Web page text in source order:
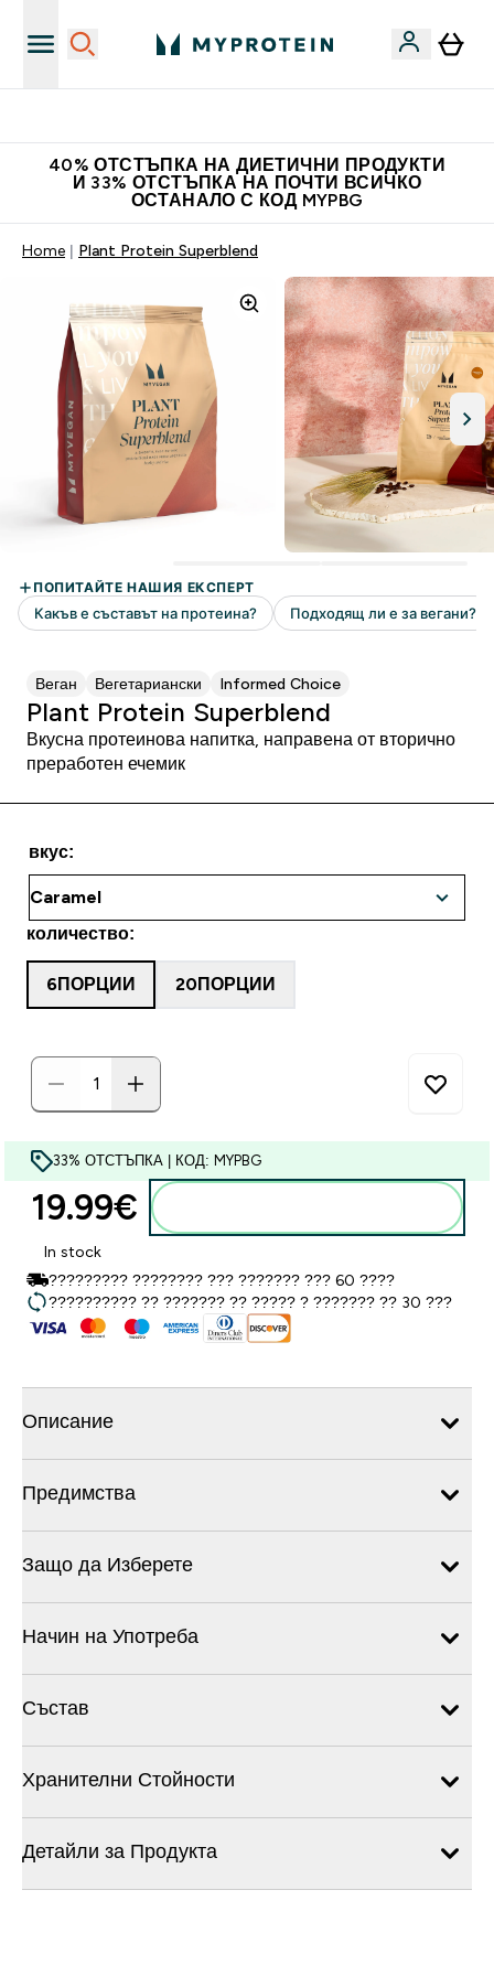
40% ОТСТЪПКА НА ДИЕТИЧНИ ПРОДУКТИ
И 33% ОТСТЪПКА НА ПОЧТИ ВСИЧКО
ОСТАНАЛО С КОД MYPBG
Home Plant Protein Superblend
Веган Вегетариански Informed Choice
Plant Protein Superblend
Вкусна протеинова напитка, направена от вторично
преработен ечемик
вкус:
количество:
6ПОРЦИИ 20ПОРЦИИ
33% ОТСТЪПКА | КОД: MYPBG
19.99€‎
In stock
????????? ???????? ??? ??????? ??? 60 ????
?????????? ?? ??????? ?? ????? ? ??????? ?? 30 ???
Описание
Предимства
Защо да Изберете
Начин на Употреба
Състав
Хранителни Стойности
Детайли за Продукта